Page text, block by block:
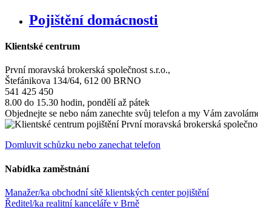
Pojištění domácnosti
Klientské centrum
První moravská brokerská společnost s.r.o.,
Štefánikova 134/64, 612 00 BRNO
541 425 450
8.00 do 15.30 hodin, pondělí až pátek
Objednejte se nebo nám zanechte svůj telefon a my Vám
Domluvit schůzku nebo zanechat telefon
Nabídka zaměstnání
Manažer/ka obchodní sítě klientských center pojištění
Ředitel/ka realitní kanceláře v Brně